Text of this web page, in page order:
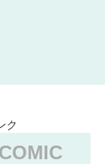
ク
COMIC